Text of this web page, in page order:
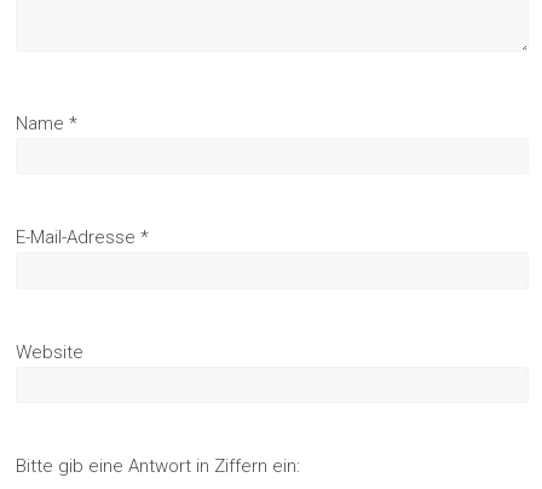
Name*
E-Mail-Adresse*
Website
Bitte gib eine Antwort in Ziffern ein: